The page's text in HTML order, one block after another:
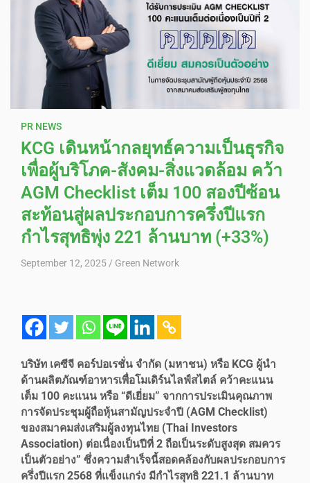
PR NEWS
KCG เดินหน้ากลยุทธ์ความเป็นธุรกิจ
เพื่อผู้บริโภค-สังคม-สิ่งแวดล้อม คว้า
AGM Checklist เต็ม 100 สองปีซ้อน
สะท้อนสู่ผลประกอบการครึ่งปีแรก
กำไรสุทธิพุ่ง 221 ล้านบาท (+33%)
September 12, 2025 Green Network
บริษัท เคซีจี คอร์ปอเรชั่น จำกัด (มหาชน) หรือ KCG ผู้นำ
ด้านผลิตภัณฑ์อาหารเพื่อโมเดิร์นไลฟ์สไตล์ คว้าคะแนน
เต็ม 100 คะแนน หรือ “ดีเยี่ยม” จากการประเมินคุณภาพ
การจัดประชุมผู้ถือหุ้นสามัญประจำปี (AGM Checklist)
ของสมาคมส่งเสริมผู้ลงทุนไทย (Thai Investors
Association) ต่อเนื่องเป็นปีที่ 2 ถือเป็นระดับสูงสุด สมควร
เป็นตัวอย่าง” ซึ่งความสำเร็จนี้สอดคล้องกับผลประกอบการ
ครึ่งปีแรก 2568 ที่แข็งแกร่ง มีกำไรสุทธิ 221.1 ล้านบาท